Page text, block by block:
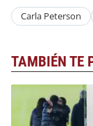
Carla Peterson
TAMBIÉN TE